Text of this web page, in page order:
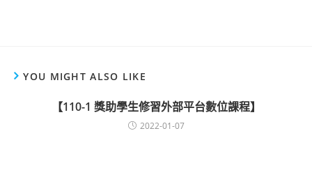
YOU MIGHT ALSO LIKE
【110-1 獎助學生修習外部平台數位課程】
2022-01-07